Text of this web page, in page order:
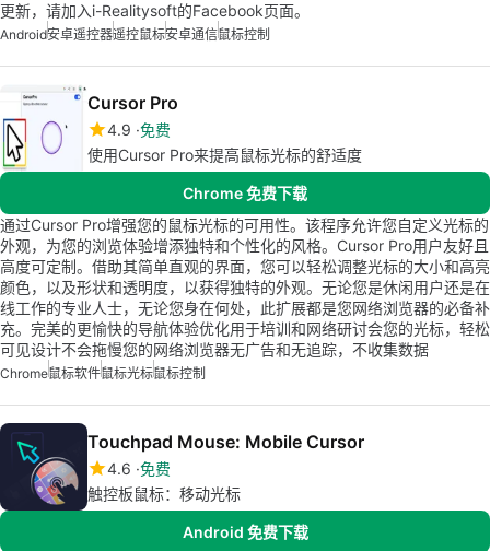
更新，请加入i-Realitysoft的Facebook页面。
Android安卓遥控器遥控鼠标安卓通信鼠标控制
Cursor Pro
4.9 免费
使用Cursor Pro来提高鼠标光标的舒适度
Chrome 免费下载
通过Cursor Pro增强您的鼠标光标的可用性。该程序允许您自定义光标的
外观，为您的浏览体验增添独特和个性化的风格。Cursor Pro用户友好且
高度可定制。借助其简单直观的界面，您可以轻松调整光标的大小和高亮
颜色，以及形状和透明度，以获得独特的外观。无论您是休闲用户还是在
线工作的专业人士，无论您身在何处，此扩展都是您网络浏览器的必备补
充。完美的更愉快的导航体验优化用于培训和网络研讨会您的光标，轻松
可见设计不会拖慢您的网络浏览器无广告和无追踪，不收集数据
Chrome鼠标软件鼠标光标鼠标控制
Touchpad Mouse: Mobile Cursor
4.6 免费
触控板鼠标：移动光标
Android 免费下载